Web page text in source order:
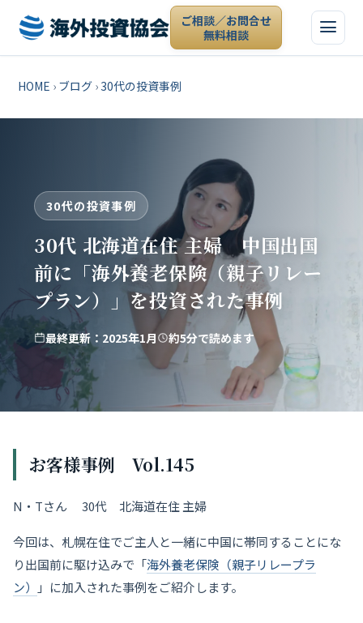
ご相談／お問合せ
無料相談
HOME › ブログ › 30代の投資事例
30代の投資事例
30代 北海道在住 主婦 中国出国
前に「海外養老保険（親子リレー
プラン）」を投資された事例
最終更新：2025年1月 約5分で読めます
お客様事例 Vol.145
N・Tさん 30代 北海道在住 主婦
今回は、札幌在住でご主人と一緒に中国に帯同することにな
り出国前に駆け込みで「海外養老保険（親子リレープラ
ン）
」に加入された事例をご紹介します。